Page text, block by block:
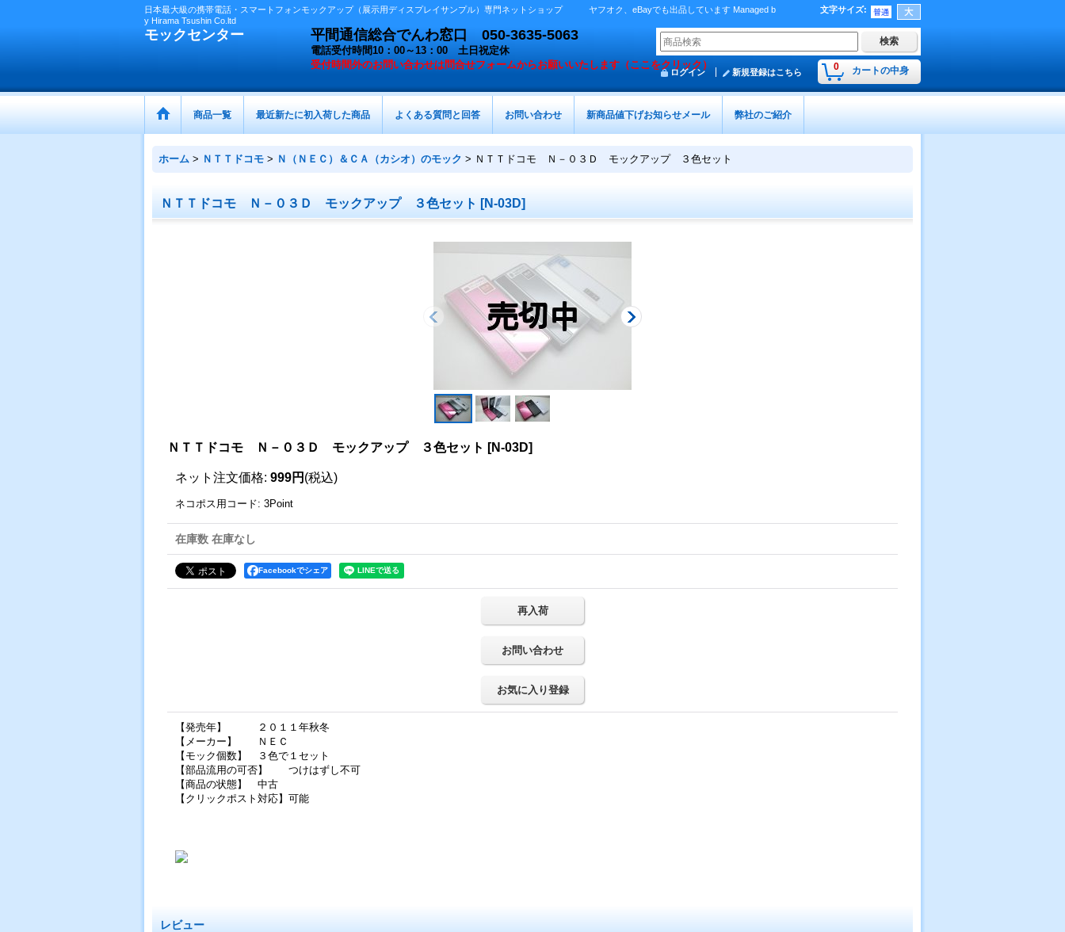
日本最大級の携帯電話・スマートフォンモックアップ（展示用ディスプレイサンプル）専門ネットショップ ヤフオク、eBayでも出品しています Managed b
y Hirama Tsushin Co.ltd
文字サイズ:
モックセンター 平間通信総合でんわ窓口 050-3635-5063
電話受付時間10：00～13：00 土日祝定休
受付時間外のお問い合わせは問合せフォームからお願いいたします（ここをクリック） 0 カートの中身
ログイン 新規登録はこちら
商品一覧 最近新たに初入荷した商品 よくある質問と回答 お問い合わせ 新商品値下げお知らせメール 弊社のご紹介
ホーム > ＮＴＴドコモ > Ｎ（ＮＥＣ）＆ＣＡ（カシオ）のモック > ＮＴＴドコモ Ｎ－０３Ｄ モックアップ ３色セット
ＮＴＴドコモ Ｎ－０３Ｄ モックアップ ３色セット [N-03D]
ＮＴＴドコモ Ｎ－０３Ｄ モックアップ ３色セット [N-03D]
ネット注文価格: 999円 (税込)
ネコポス用コード: 3Point
在庫数 在庫なし
Facebookでシェア
再入荷
お問い合わせ
お気に入り登録
【発売年】 ２０１１年秋冬
【メーカー】 ＮＥＣ
【モック個数】 ３色で１セット
【部品流用の可否】 つけはずし不可
【商品の状態】 中古
【クリックポスト対応】可能
レビュー